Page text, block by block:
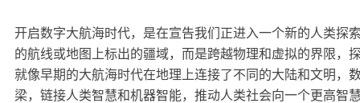
开启数字大航海时代，是在宣告我们正进入一个新的人类探
的航线或地图上标出的疆域，而是跨越物理和虚拟的界限，
就像早期的大航海时代在地理上连接了不同的大陆和文明，
梁，链接人类智慧和机器智能，推动人类社会向一个更高智